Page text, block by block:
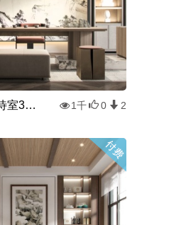
新中式酒店接待室3d模型 1千 0 2